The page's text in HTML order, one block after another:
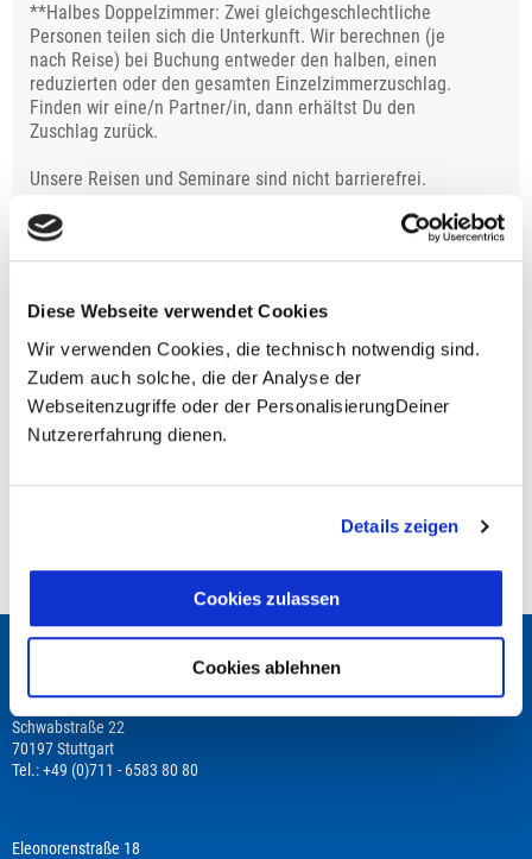
Diese Webseite verwendet Cookies
Wir verwenden Cookies, die technisch notwendig sind.
Zudem auch solche, die der Analyse der
Webseitenzugriffe oder der PersonalisierungDeiner
Nutzererfahrung dienen.
Details zeigen
Cookies zulassen
Cookies ablehnen
**Halbes Doppelzimmer: Zwei gleichgeschlechtliche
Personen teilen sich die Unterkunft. Wir berechnen (je
nach Reise) bei Buchung entweder den halben, einen
reduzierten oder den gesamten Einzelzimmerzuschlag.
Finden wir eine/n Partner/in, dann erhältst Du den
Zuschlag zurück.
Unsere Reisen und Seminare sind nicht barrierefrei.
+49 (0)711 - 6583 80 80
Preisvorschau
1x 07.09. -15.09.2026 1-2
Gesamt 3.050,00 €
Wir beraten Dich gerne!
Schwabstraße 22
70197 Stuttgart
Tel.: +49 (0)711 - 6583 80 80
Eleonorenstraße 18